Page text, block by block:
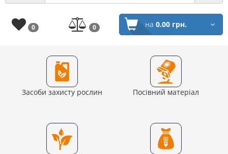
0 0 на 0.00 грн.
Засоби захисту рослин Посівний матеріал